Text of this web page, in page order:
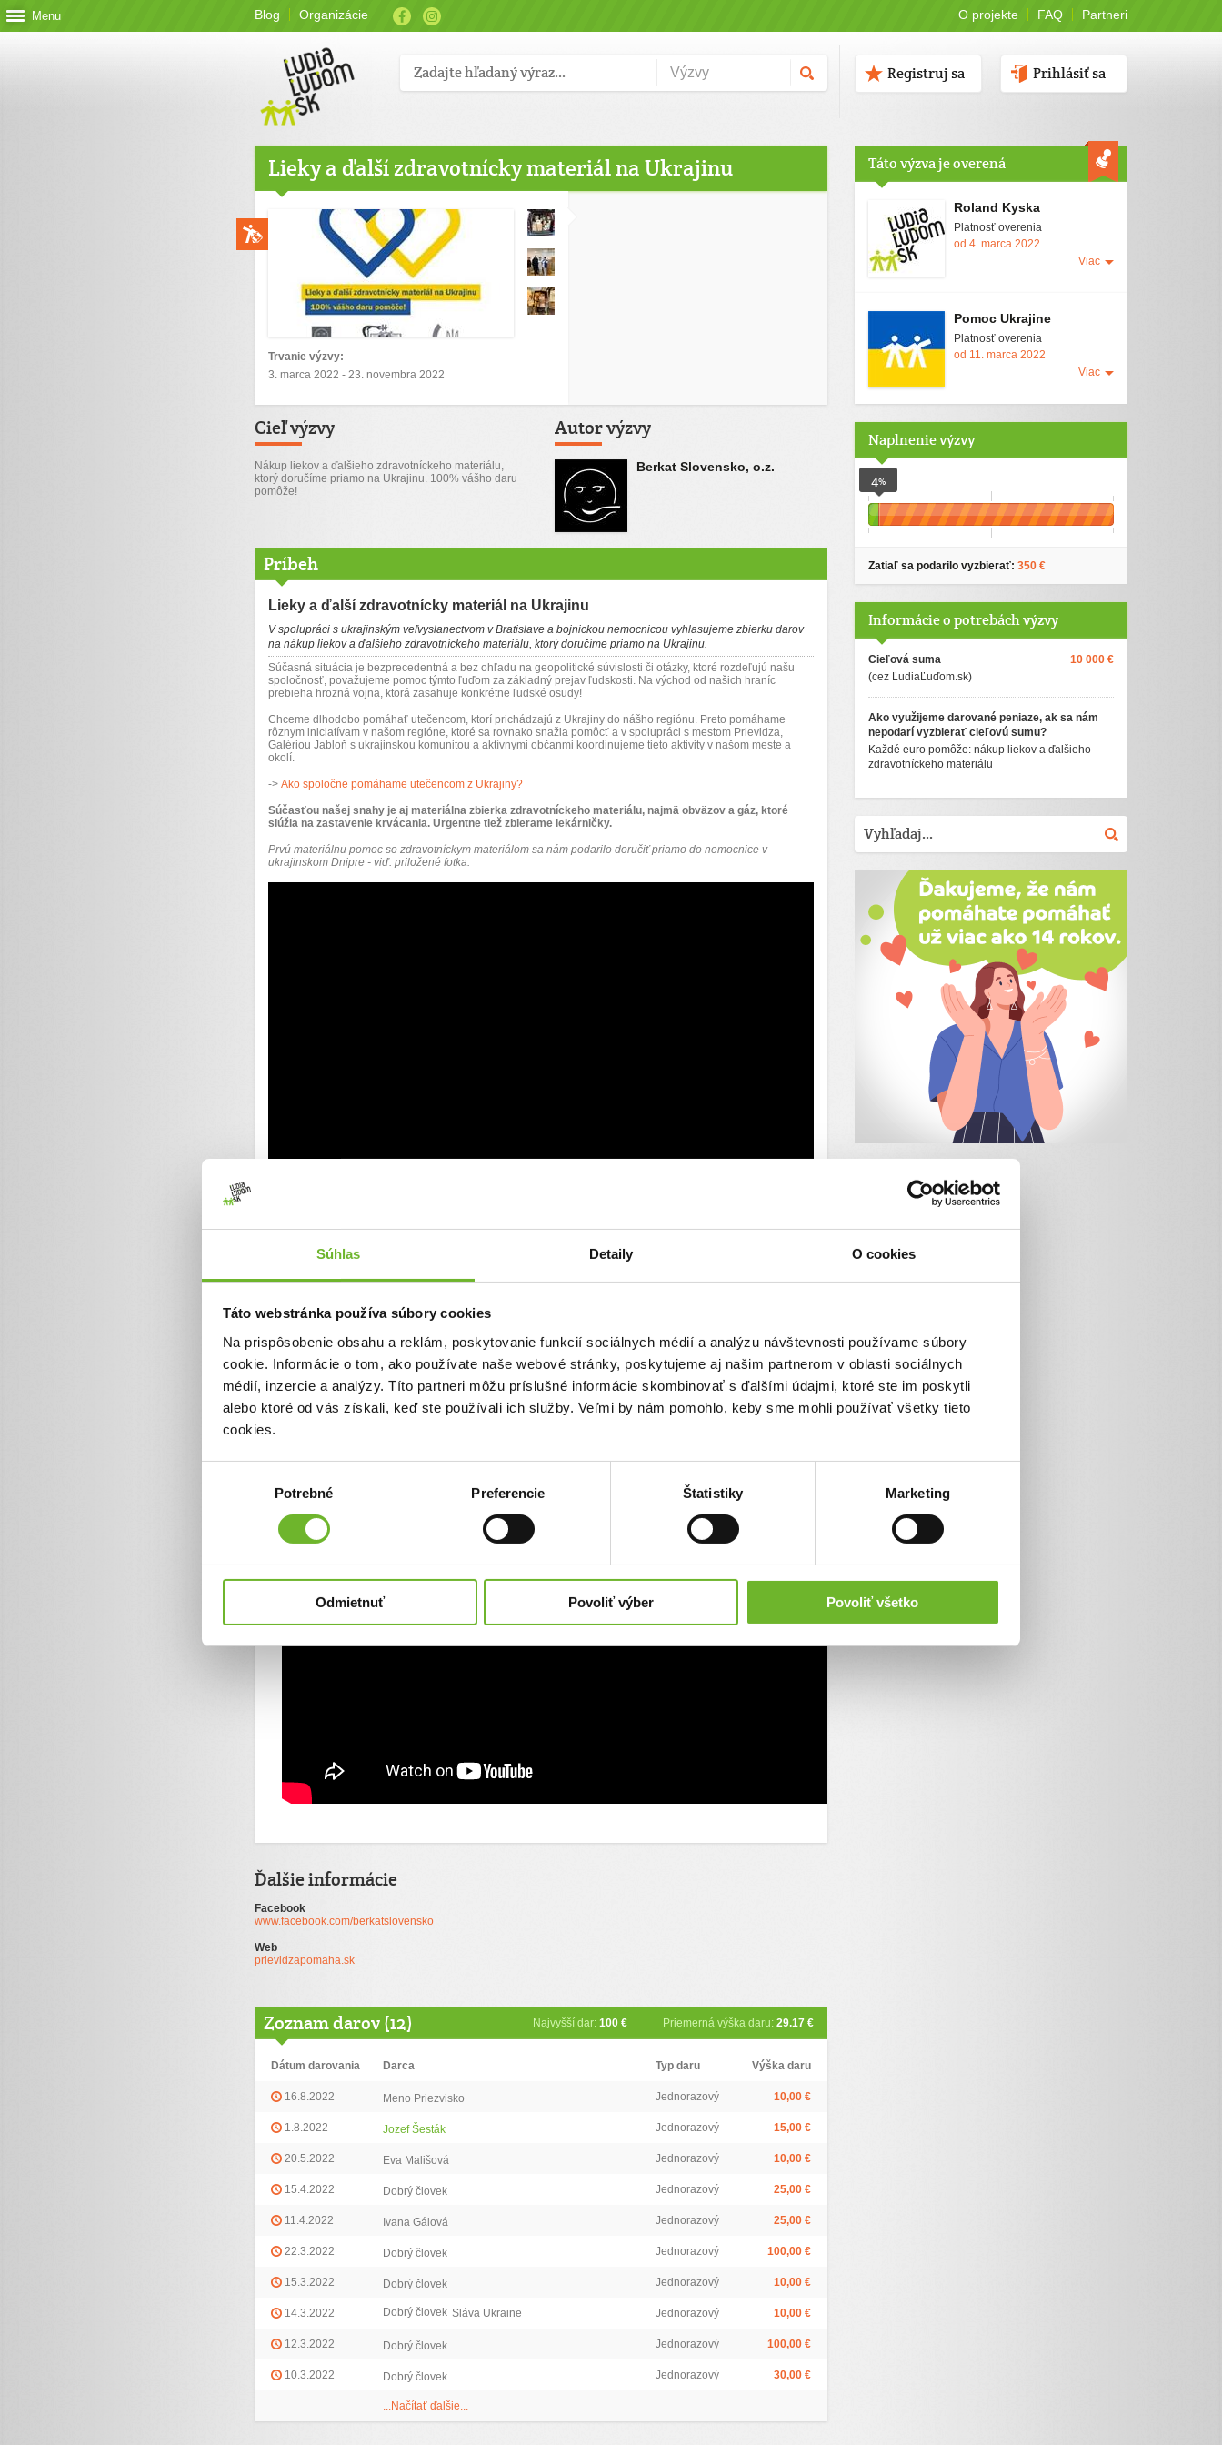
Súhlas Detaily O cookies
Táto webstránka používa súbory cookies
Na prispôsobenie obsahu a reklám, poskytovanie funkcií sociálnych médií a analýzu návštevnosti používame súbory
cookie. Informácie o tom, ako používate naše webové stránky, poskytujeme aj našim partnerom v oblasti sociálnych
médií, inzercie a analýzy. Títo partneri môžu príslušné informácie skombinovať s ďalšími údajmi, ktoré ste im poskytli
alebo ktoré od vás získali, keď ste používali ich služby. Veľmi by nám pomohlo, keby sme mohli používať všetky tieto
cookies.
Potrebné Preferencie Štatistiky Marketing
Odmietnuť Povoliť výber Povoliť všetko
Menu Blog Organizácie O projekte FAQ Partneri
Prihlásiť sa
Registruj sa
Lieky a ďalší zdravotnícky materiál na Ukrajinu
Trvanie výzvy:
3. marca 2022 - 23. novembra 2022
Cieľ výzvy
Nákup liekov a ďalšieho zdravotníckeho materiálu,
ktorý doručíme priamo na Ukrajinu. 100% vášho daru
pomôže!
Autor výzvy
Berkat Slovensko, o.z.
Príbeh
Lieky a ďalší zdravotnícky materiál na Ukrajinu
V spolupráci s ukrajinským veľvyslanectvom v Bratislave a bojnickou nemocnicou vyhlasujeme zbierku darov
na nákup liekov a ďalšieho zdravotníckeho materiálu, ktorý doručíme priamo na Ukrajinu.
Súčasná situácia je bezprecedentná a bez ohľadu na geopolitické súvislosti či otázky, ktoré rozdeľujú našu
spoločnosť, považujeme pomoc týmto ľuďom za základný prejav ľudskosti. Na východ od našich hraníc
prebieha hrozná vojna, ktorá zasahuje konkrétne ľudské osudy!
Chceme dlhodobo pomáhať utečencom, ktorí prichádzajú z Ukrajiny do nášho regiónu. Preto pomáhame
rôznym iniciatívam v našom regióne, ktoré sa rovnako snažia pomôcť a v spolupráci s mestom Prievidza,
Galériou Jabloň s ukrajinskou komunitou a aktívnymi občanmi koordinujeme tieto aktivity v našom meste a
okolí.
-> Ako spoločne pomáhame utečencom z Ukrajiny?
Súčasťou našej snahy je aj materiálna zbierka zdravotníckeho materiálu, najmä obväzov a gáz, ktoré
slúžia na zastavenie krvácania. Urgentne tiež zbierame lekárničky.
Prvú materiálnu pomoc so zdravotníckym materiálom sa nám podarilo doručiť priamo do nemocnice v
ukrajinskom Dnipre - viď. priložené fotka.
Aktualizácie
Plné auto pomoci do Rivne – pre oslobodené územia, aj do prvej
línie
26. apr 2022
V spolupráci s dobrovoľníčkami Innou a Tatianou z ukrajinského Rivne sme spoločne naložili plné auto
pomoci. Súčasťou tejto humanitárnej zásielky bol zdravotnícky materiál určený priamo do prvej línie
Ďalšie informácie
Facebook
www.facebook.com/berkatslovensko
Web
prievidzapomaha.sk
Zoznam darov (12) Najvyšší dar: 100 € Priemerná výška daru: 29.17 €
Dátum darovania Darca Typ daru Výška daru
16.8.2022 Meno Priezvisko Jednorazový 10,00 €
1.8.2022 Jozef Šesták Jednorazový 15,00 €
20.5.2022 Eva Mališová Jednorazový 10,00 €
15.4.2022 Dobrý človek Jednorazový 25,00 €
11.4.2022 Ivana Gálová Jednorazový 25,00 €
22.3.2022 Dobrý človek Jednorazový 100,00 €
15.3.2022 Dobrý človek Jednorazový 10,00 €
14.3.2022 Dobrý človek Sláva Ukraine Jednorazový 10,00 €
12.3.2022 Dobrý človek Jednorazový 100,00 €
10.3.2022 Dobrý človek Jednorazový 30,00 €
...Načítať ďalšie...
Táto výzva je overená
Roland Kyska
Platnosť overenia
od 4. marca 2022
Viac
Pomoc Ukrajine
Platnosť overenia
od 11. marca 2022
Viac
Naplnenie výzvy
4%
Zatiaľ sa podarilo vyzbierať: 350 €
Informácie o potrebách výzvy
Cieľová suma
(cez ĽudiaĽuďom.sk)
10 000 €
Ako využijeme darované peniaze, ak sa nám
nepodarí vyzbierať cieľovú sumu?
Každé euro pomôže: nákup liekov a ďalšieho
zdravotníckeho materiálu